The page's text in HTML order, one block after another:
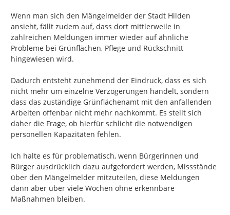
Wenn man sich den Mängelmelder der Stadt Hilden
ansieht, fällt zudem auf, dass dort mittlerweile in
zahlreichen Meldungen immer wieder auf ähnliche
Probleme bei Grünflächen, Pflege und Rückschnitt
hingewiesen wird.
Dadurch entsteht zunehmend der Eindruck, dass es sich
nicht mehr um einzelne Verzögerungen handelt, sondern
dass das zuständige Grünflächenamt mit den anfallenden
Arbeiten offenbar nicht mehr nachkommt. Es stellt sich
daher die Frage, ob hierfür schlicht die notwendigen
personellen Kapazitäten fehlen.
Ich halte es für problematisch, wenn Bürgerinnen und
Bürger ausdrücklich dazu aufgefordert werden, Missstände
über den Mängelmelder mitzuteilen, diese Meldungen
dann aber über viele Wochen ohne erkennbare
Maßnahmen bleiben.